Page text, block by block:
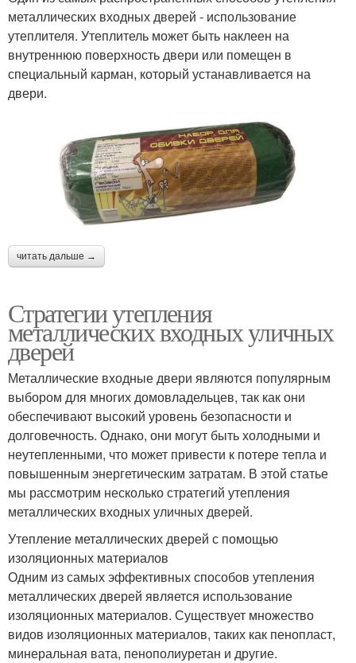
металлических входных дверей - использование
утеплителя. Утеплитель может быть наклеен на
внутреннюю поверхность двери или помещен в
специальный карман, который устанавливается на
двери.
читать дальше →
Стратегии утепления
металлических входных уличных
дверей
Металлические входные двери являются популярным
выбором для многих домовладельцев, так как они
обеспечивают высокий уровень безопасности и
долговечность. Однако, они могут быть холодными и
неутепленными, что может привести к потере тепла и
повышенным энергетическим затратам. В этой статье
мы рассмотрим несколько стратегий утепления
металлических входных уличных дверей.
Утепление металлических дверей с помощью
изоляционных материалов
Одним из самых эффективных способов утепления
металлических дверей является использование
изоляционных материалов. Существует множество
видов изоляционных материалов, таких как пенопласт,
минеральная вата, пенополиуретан и другие.